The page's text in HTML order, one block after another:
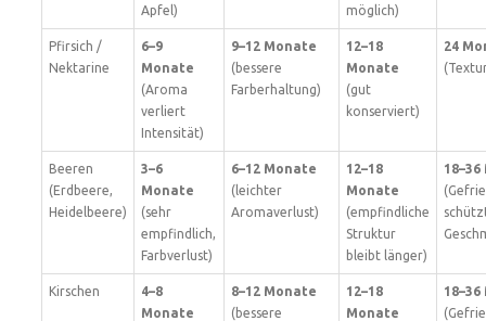
Apfel)
möglich)
Pfirsich /
Nektarine
6–9
Monate
(Aroma
verliert
Intensität)
9–12 Monate
(bessere
Farberhaltung)
12–18
Monate
(gut
konserviert)
24
Beeren
(Erdbeere,
Heidelbeere)
3–6
Monate
(sehr
empfindlich,
Farbverlust)
6–12 Monate
(leichter
Aromaverlust)
12–18
Monate
(empfindliche
Struktur
bleibt länger)
Kirschen
4–8
Monate
8–12 Monate
(bessere
12–18
Monate